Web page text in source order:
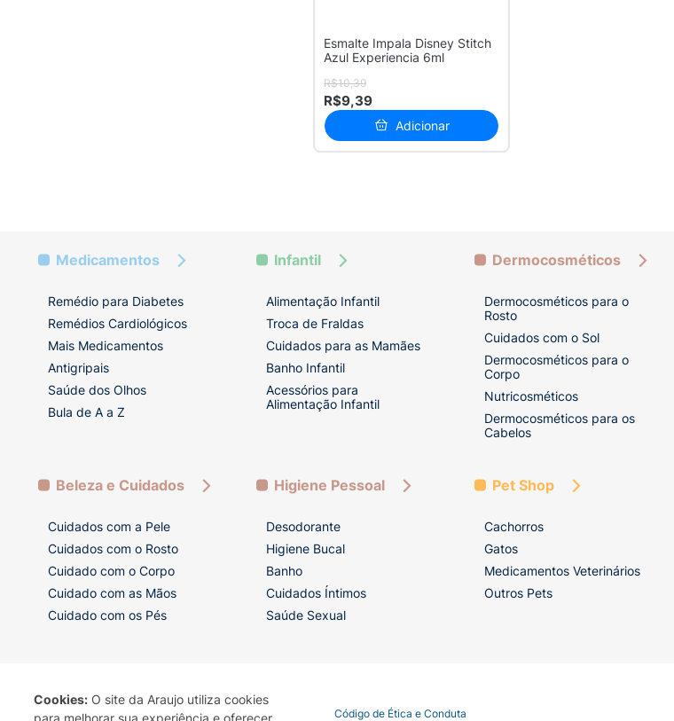
Cookies: O site da Araujo utiliza cookies
para melhorar sua experiência e oferecer
Esmalte Impala Disney Stitch
Azul Experiencia 6ml
R$10,39
R$9,39
Adicionar
Medicamentos
Remédio para Diabetes
Remédios Cardiológicos
Mais Medicamentos
Antigripais
Saúde dos Olhos
Bula de A a Z
Infantil
Alimentação Infantil
Troca de Fraldas
Cuidados para as Mamães
Banho Infantil
Acessórios para
Alimentação Infantil
Dermocosméticos
Dermocosméticos para o
Rosto
Cuidados com o Sol
Dermocosméticos para o
Corpo
Nutricosméticos
Dermocosméticos para os
Cabelos
Beleza e Cuidados
Cuidados com a Pele
Cuidados com o Rosto
Cuidado com o Corpo
Cuidado com as Mãos
Cuidado com os Pés
Higiene Pessoal
Desodorante
Higiene Bucal
Banho
Cuidados Íntimos
Saúde Sexual
Pet Shop
Cachorros
Gatos
Medicamentos Veterinários
Outros Pets
Termo de Uso Portal da Privacidade Covid-19 Código de Ética e Conduta